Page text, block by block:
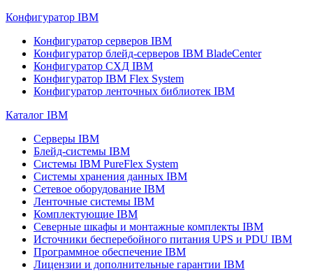
Конфигуратор IBM
Конфигуратор серверов IBM
Конфигуратор блейд-серверов IBM BladeCenter
Конфигуратор СХД IBM
Конфигуратор IBM Flex System
Конфигуратор ленточных библиотек IBM
Каталог IBM
Серверы IBM
Блейд-системы IBM
Системы IBM PureFlex System
Системы хранения данных IBM
Сетевое оборудование IBM
Ленточные системы IBM
Комплектующие IBM
Северные шкафы и монтажные комплекты IBM
Источники бесперебойного питания UPS и PDU IBM
Программное обеспечение IBM
Лицензии и дополнительные гарантии IBM